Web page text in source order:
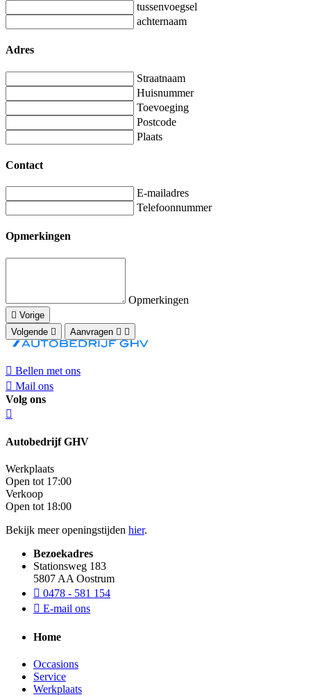
tussenvoegsel
achternaam
Adres
Straatnaam
Huisnummer
Toevoeging
Postcode
Plaats
Contact
E-mailadres
Telefoonnummer
Opmerkingen
Opmerkingen
Vorige
Volgende
Aanvragen
Bellen met ons
Mail ons
Volg ons
Autobedrijf GHV
Werkplaats
Open tot 17:00
Verkoop
Open tot 18:00
Bekijk meer openingstijden hier.
Bezoekadres
Stationsweg 183
5807 AA Oostrum
0478 - 581 154
E-mail ons
Home
Occasions
Service
Werkplaats